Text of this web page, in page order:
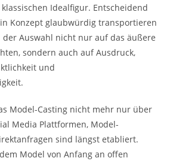
Idealfigur. Entscheidend
Konzept glaubwürdig transportieren
der Auswahl nicht nur auf das äußere
sondern auch auf Ausdruck,
und
Model-Casting nicht mehr nur über
Media Plattformen, Model-
sind längst etabliert.
Model von Anfang an offen